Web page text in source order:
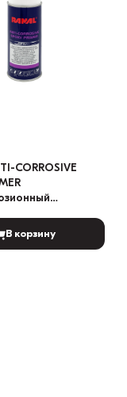
CORROSIVE
В корзину